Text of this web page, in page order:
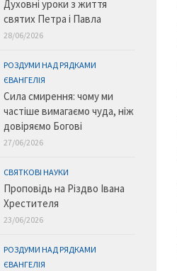
Духовні уроки з життя
святих Петра і Павла
28/06/2026
РОЗДУМИ НАД РЯДКАМИ
ЄВАНГЕЛІЯ
Сила смирення: чому ми
частіше вимагаємо чуда, ніж
довіряємо Богові
27/06/2026
СВЯТКОВІ НАУКИ
Проповідь на Різдво Івана
Хрестителя
23/06/2026
РОЗДУМИ НАД РЯДКАМИ
ЄВАНГЕЛІЯ